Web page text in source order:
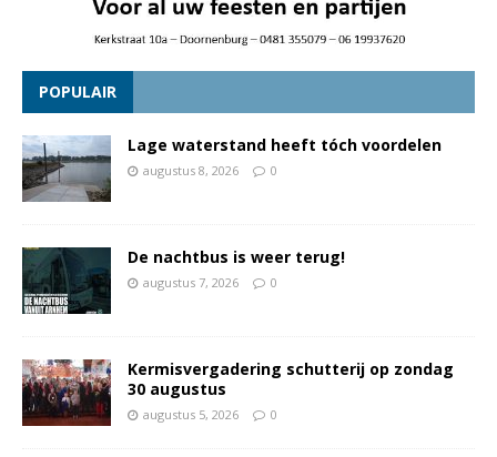
POPULAIR
Lage waterstand heeft tóch voordelen
augustus 8, 2026 0
De nachtbus is weer terug!
augustus 7, 2026 0
Kermisvergadering schutterij op zondag
30 augustus
augustus 5, 2026 0